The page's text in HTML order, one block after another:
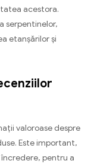
acestora.
serpentinelor,
etanșărilor și
valoroase despre
Este important,
pentru a